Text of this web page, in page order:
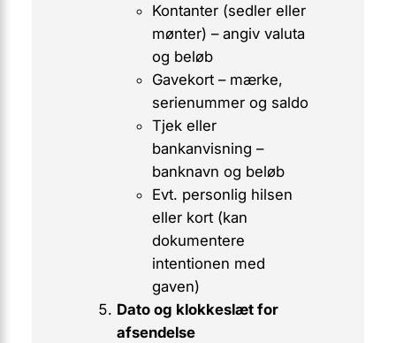
Kontanter (sedler eller
mønter) – angiv valuta
og beløb
Gavekort – mærke,
serienummer og saldo
Tjek eller
bankanvisning –
banknavn og beløb
Evt. personlig hilsen
eller kort (kan
dokumentere
intentionen med
gaven)
Dato og klokkeslæt for
afsendelse